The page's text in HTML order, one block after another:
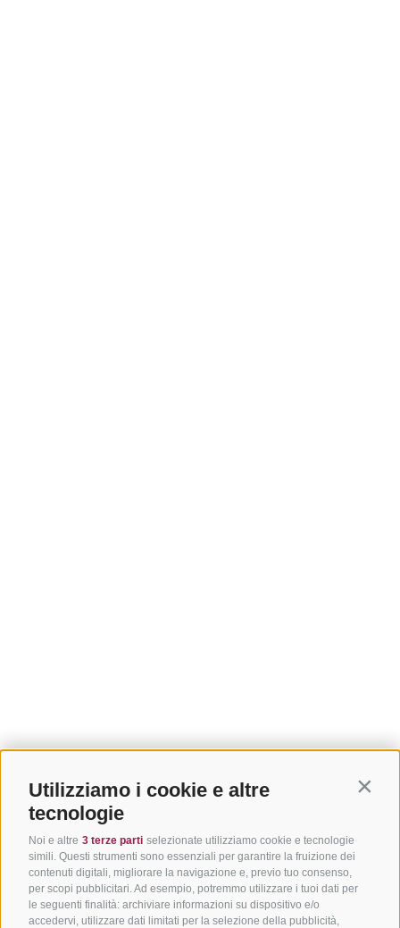
Utilizziamo i cookie e altre
tecnologie
Noi e altre 3 terze parti selezionate utilizziamo cookie e tecnologie
simili. Questi strumenti sono essenziali per garantire la fruizione dei
contenuti digitali, migliorare la navigazione e, previo tuo consenso,
per scopi pubblicitari. Ad esempio, potremmo utilizzare i tuoi dati per
le seguenti finalità: archiviare informazioni su dispositivo e/o
accedervi, utilizzare dati limitati per la selezione della pubblicità,